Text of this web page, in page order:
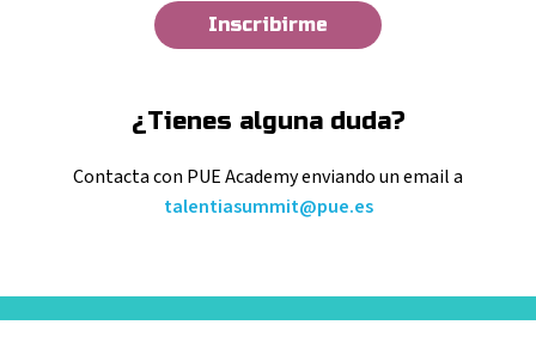
Inscribirme
¿Tienes alguna duda?
Contacta con PUE Academy enviandoun email a
talentiasummit@pue.es